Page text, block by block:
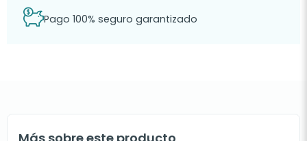
Pago 100% seguro garantizado